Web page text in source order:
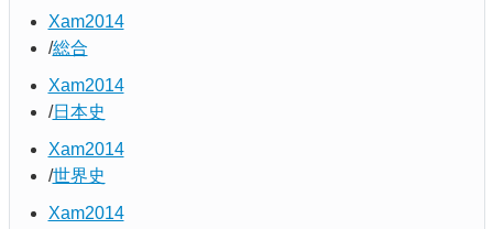
Xam2014
総合
Xam2014
日本史
Xam2014
世界史
Xam2014